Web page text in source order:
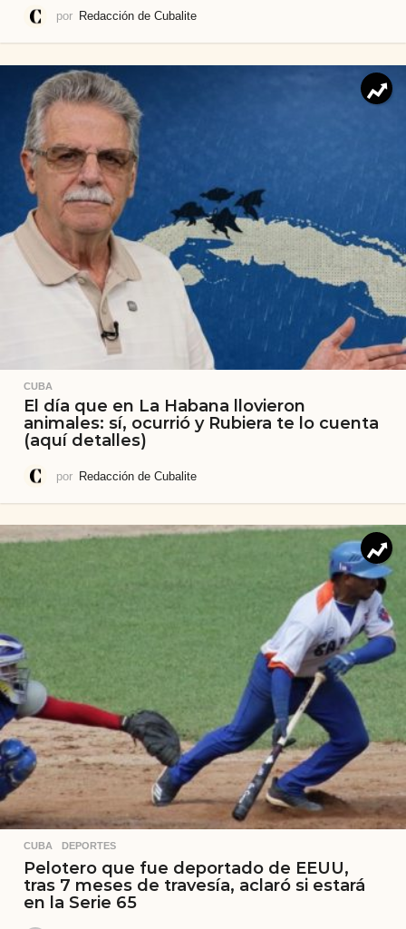
por Redacción de Cubalite
CUBA
El día que en La Habana llovieron
animales: sí, ocurrió y Rubiera te lo cuenta
(aquí detalles)
por Redacción de Cubalite
CUBA ,DEPORTES
Pelotero que fue deportado de EEUU,
tras 7 meses de travesía, aclaró si estará
en la Serie 65